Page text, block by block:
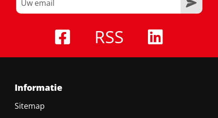
RSS
Informatie
Sitemap